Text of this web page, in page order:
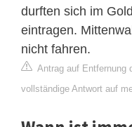
durften sich im
eintragen.
nicht fahren.
Antrag auf Entfernung
vollständige Antwort auf